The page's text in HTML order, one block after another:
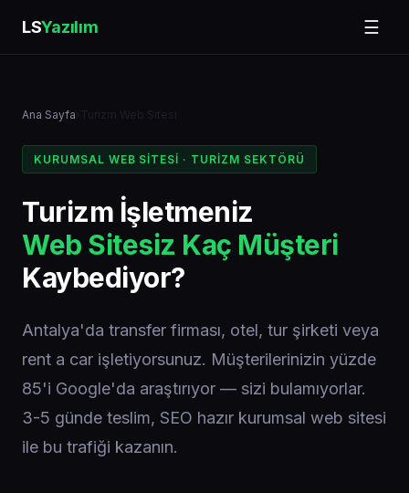
LSYazılım ☰
Ana Sayfa› Turizm Web Sitesi
KURUMSAL WEB SITESI · TURIZM SEKTÖRÜ
Turizm İşletmeniz
Web Sitesiz Kaç Müşteri
Kaybediyor?
Antalya'da transfer firması, otel, tur şirketi veya
rent a car işletiyorsunuz. Müşterilerinizin yüzde
85'i Google'da araştırıyor — sizi bulamıyorlar.
3-5 günde teslim, SEO hazır kurumsal web sitesi
ile bu trafiği kazanın.